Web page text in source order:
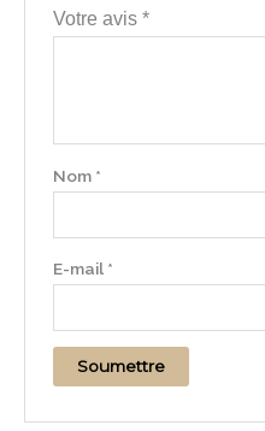
Votre avis *
Nom *
E-mail *